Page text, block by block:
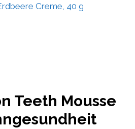
Creme, 40 g
Teeth Mousse